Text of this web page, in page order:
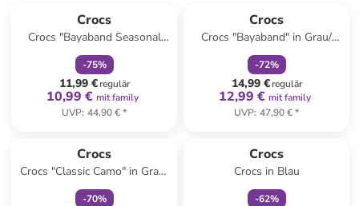
Crocs
Crocs "Bayaband Seasonal
Printed" in Grau/ Schwarz/ Rot
-75%
11,99 €regulär
10,99 € mit family
UVP: 44,90 €*
Crocs
Crocs "Bayaband" in Grau/
Limette
-72%
14,99 €regulär
12,99 € mit family
UVP: 47,90 €*
Crocs
Crocs "Classic Camo" in Grau/
Schwarz
-70%
Crocs
Crocs in Blau
-62%